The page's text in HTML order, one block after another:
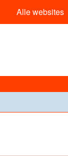
Alle websites